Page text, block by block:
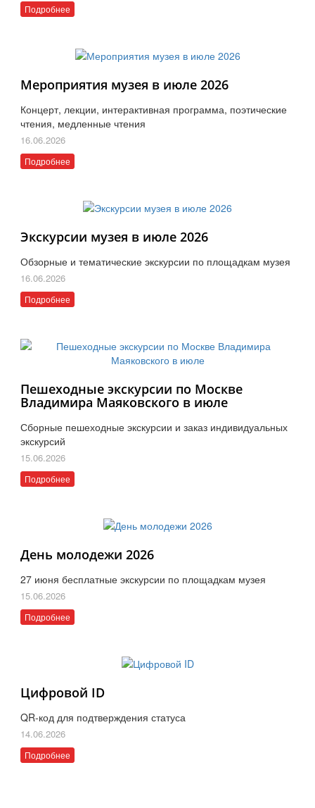
Подробнее
Мероприятия музея в июле 2026
Концерт, лекции, интерактивная программа, поэтические
чтения, медленные чтения
16.06.2026
Подробнее
Экскурсии музея в июле 2026
Обзорные и тематические экскурсии по площадкам музея
16.06.2026
Подробнее
Пешеходные экскурсии по Москве
Владимира Маяковского в июле
Сборные пешеходные экскурсии и заказ индивидуальных
экскурсий
15.06.2026
Подробнее
День молодежи 2026
27 июня бесплатные экскурсии по площадкам музея
15.06.2026
Подробнее
Цифровой ID
QR-код для подтверждения статуса
14.06.2026
Подробнее